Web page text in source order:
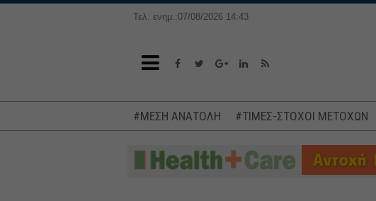
Τελ. ενημ.:07/08/2026 14:43
#ΜΕΣΗ ΑΝΑΤΟΛΗ #ΤΙΜΕΣ-ΣΤΟΧΟΙ ΜΕΤΟΧΩΝ